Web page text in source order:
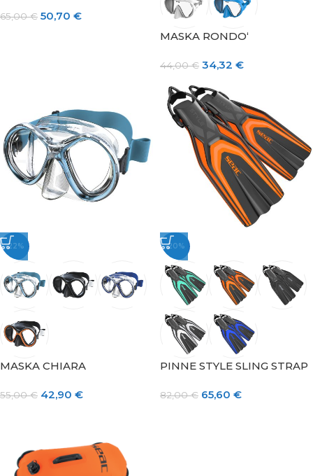
65,00€ 50,70 €
MASKA RONDO‘
44,00€ 34,32 €
-22%
MASKA CHIARA
55,00€ 42,90 €
-20%
PINNE STYLE SLING STRAP
82,00€ 65,60 €